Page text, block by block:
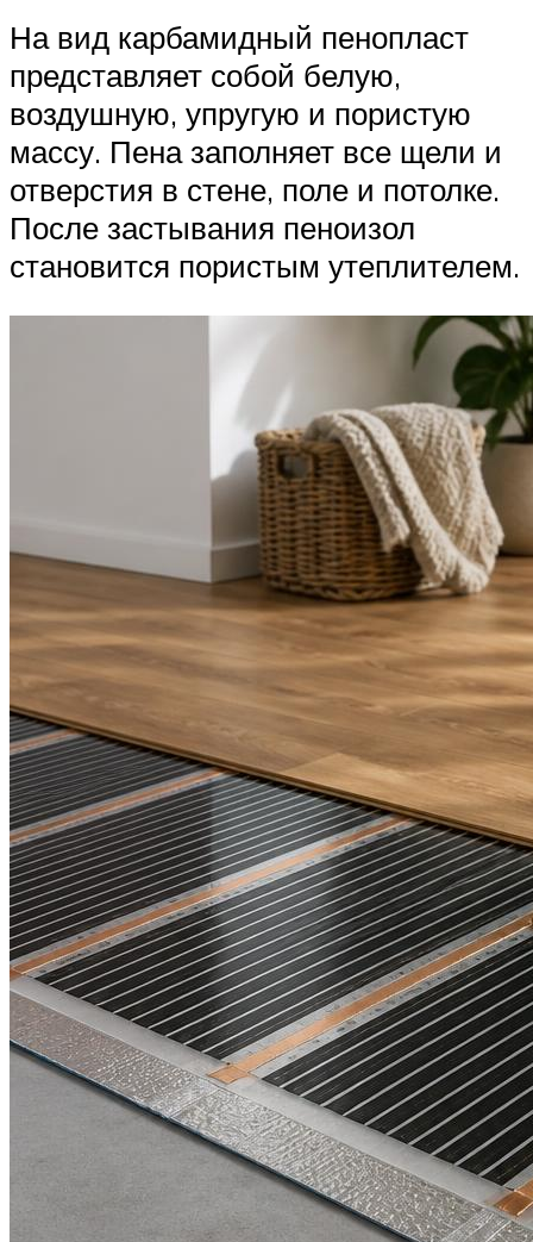
На вид карбамидный пенопласт
представляет собой белую,
воздушную, упругую и пористую
массу. Пена заполняет все щели и
отверстия в стене, поле и потолке.
После застывания пеноизол
становится пористым утеплителем.